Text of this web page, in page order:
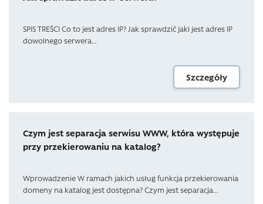
SPIS TREŚCI Co to jest adres IP? Jak sprawdzić jaki jest adres IP
dowolnego serwera...
Szczegóły
Czym jest separacja serwisu WWW, która występuje
przy przekierowaniu na katalog?
Wprowadzenie W ramach jakich usług funkcja przekierowania
domeny na katalog jest dostępna? Czym jest separacja...